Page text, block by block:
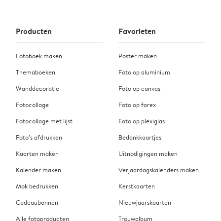
Producten
Fotoboek maken
Themaboeken
Wanddecoratie
Fotocollage
Fotocollage met lijst
Foto’s afdrukken
Kaarten maken
Kalender maken
Mok bedrukken
Cadeaubonnen
Alle fotoproducten
Favorieten
Poster maken
Foto op aluminium
Foto op canvas
Foto op forex
Foto op plexiglas
Bedankkaartjes
Uitnodigingen maken
Verjaardagskalenders maken
Kerstkaarten
Nieuwjaarskaarten
Trouwalbum